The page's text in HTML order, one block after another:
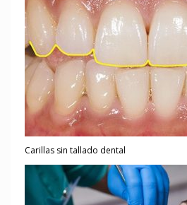
Carillas sin tallado dental